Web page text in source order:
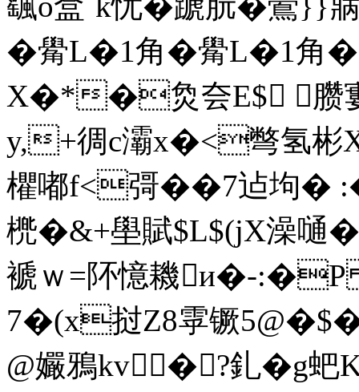
�觷L�1角�觷L�1角
X�*�烉夽E$ 臜寠
y,+徟c灞x�<彆氢彬
欋嘟f<彁��7迠坸�
橷�&+壆賦$L$(jX澡嗵
褫ｗ=阫憶耭и�-
7�( x挝Z8雽镢
@孍鴉kv�?釓�g